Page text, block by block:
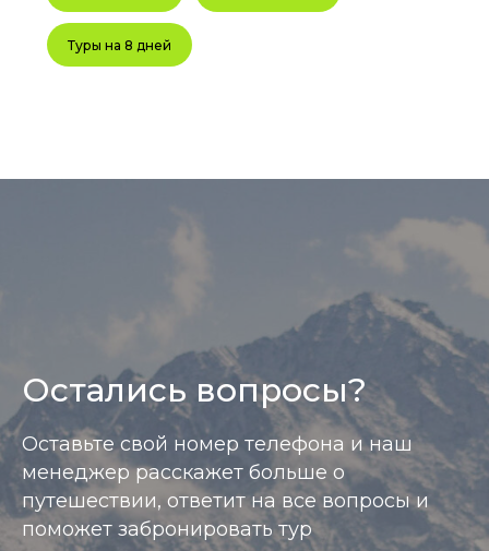
Туры на 8 дней
Остались вопросы?
Оставьте свой номер телефона и наш
менеджер расскажет больше о
путешествии, ответит на все вопросы и
поможет забронировать тур